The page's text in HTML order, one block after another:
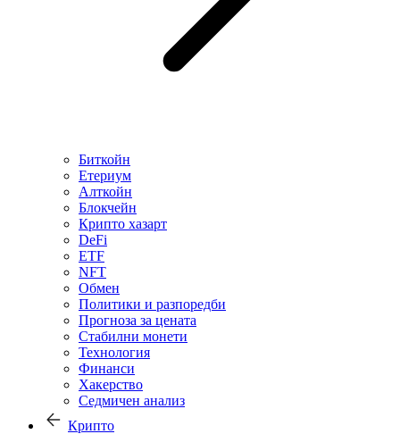
Биткойн
Етериум
Алткойн
Блокчейн
Крипто хазарт
DeFi
ETF
NFT
Обмен
Политики и разпоредби
Прогноза за цената
Стабилни монети
Технология
Финанси
Хакерство
Седмичен анализ
Крипто